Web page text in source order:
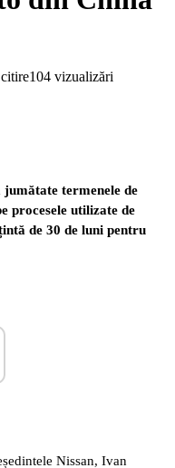
104 vizualizări
termenele de
procesele utilizate de
de 30 de luni pentru
Nissan, Ivan